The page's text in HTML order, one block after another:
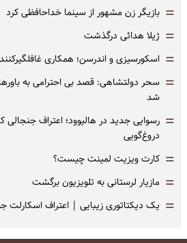
= بازیگر زن مشهور از سینما خداحافظی کرد
= ژیلا هدائی درگذشت
= اسکورسیزی و اندرسن؛ همکاری
= سحر دولتشاهی: قصد بی احترامی به
شد
= رسوایی جدید در هالیوود؛ اعتراف جنجالی
دروغ‌گویی
= کارت ویزیت لمینت چیست؟
= مازیار لرستانی به تلویزیون برگشت
= یک دیکتاتوری زیبایی | اعتراف اسکارلت